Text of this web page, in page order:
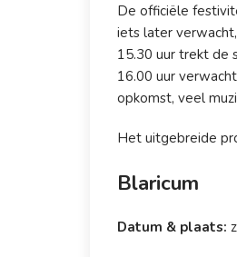
De officiële
iets later
15.30 uur trekt de
16.00 uur
opkomst, veel
Het uitgebreide
Blaricum
Datum & plaats: